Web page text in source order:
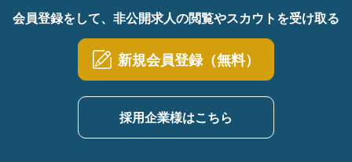
ành máy, sau khi tích lũy được kỹ năng quản lý, b
ạn cũng có thể được cử đi làm việc tại các công ty
liên kết ở nước ngoài với vai trò là quản lý hoặc tr
ưởng nhà máy, tùy theo nguyện vọng của bản thâ
会員登録をして、非公開求人の閲覧やスカウトを受け取る
新規会員登録（無料）
採用企業様はこちら